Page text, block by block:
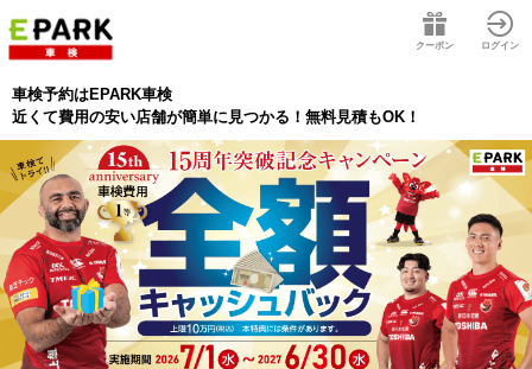
クーポン ログイン
車検予約はEPARK車検
近くて費用の安い店舗が簡単に見つかる！無料見積もOK！